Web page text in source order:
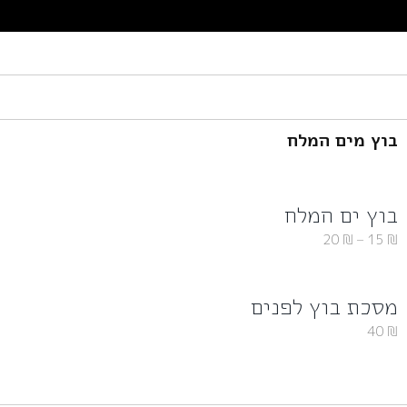
בוץ מים המלח
בוץ ים המלח
15 ₪
–
20 ₪
מסכת בוץ לפנים
40 ₪